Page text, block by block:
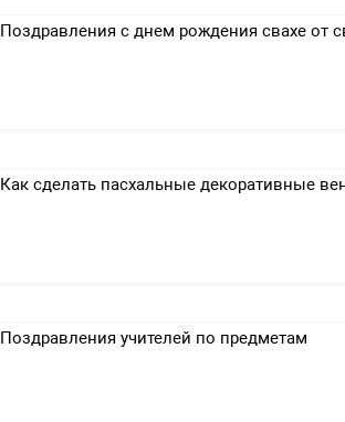
Поздравления с днем рождения свахе от
Как сделать пасхальные декоративные
Поздравления учителей по предметам